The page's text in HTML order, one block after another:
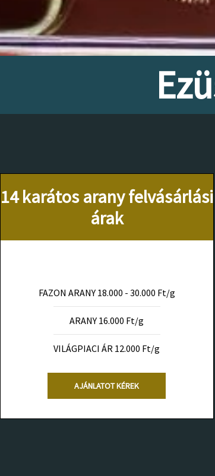
14 karátos arany felvásárlási
árak
FAZON ARANY 18.000 - 30.000 Ft/g
ARANY 16.000 Ft/g
VILÁGPIACI ÁR 12.000 Ft/g
AJÁNLATOT KÉREK